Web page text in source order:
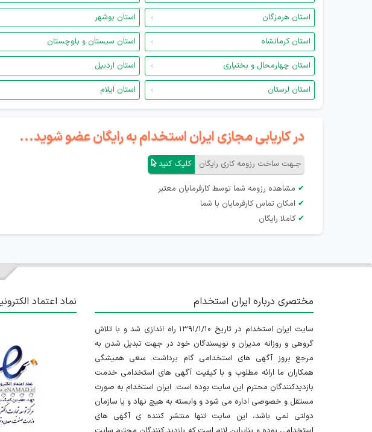
استان هرمزگان
استان بوشهر
استان کرمانشاه
استان سیستان و بلوچستان
استان چهارمحال و بختیاری
استان اردبیل
استان لرستان
استان ایلام
در کاریابی مجازی ایران استخدام به رایگان عضو شوید...
جـهت ساخت رزومه کاری رایگان کلیک کنید
✔ مشاهده رزومه شما توسط کارفرمایان معتبر
✔ امکان تماس کارفرمایان با شما
✔ کاملا رایگان
مختصری درباره ایران استخدام
سایت ایران استخدام در تاریخ ۱۳۹۱/۱/۱۰ راه اندازی شد و با تلاش
گروهی و روزانه مدیران و نویسندگان خود در جهت تبدیل شدن به
مرجع بروز آگهی های استخدامی گام برداشت. سعی همیشگی
همکاران ما ارائه مطلوب و با کیفیت آگهی های استخدامی خدمت
بازدیدکنندگان محترم این سایت بوده است. ایران استخدام به صورت
مستقل و خصوصی اداره می شود و وابسته به هیچ نهاد و یا سازمان
دولتی نمی باشد، این سایت تنها منتشر کننده ی آگهی های
نماد اعتماد